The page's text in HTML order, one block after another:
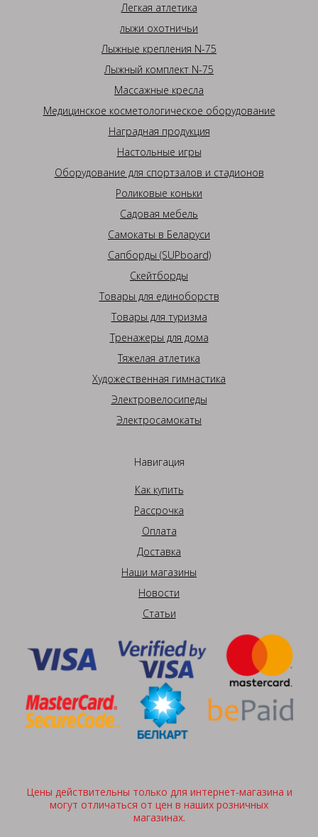
Легкая атлетика
лыжи охотничьи
Лыжные крепления N-75
Лыжный комплект N-75
Массажные кресла
Медицинское косметологическое оборудование
Наградная продукция
Настольные игры
Оборудование для спортзалов и стадионов
Роликовые коньки
Садовая мебель
Самокаты в Беларуси
Сапборды (SUPboard)
Скейтборды
Товары для единоборств
Товары для туризма
Тренажеры для дома
Тяжелая атлетика
Художественная гимнастика
Электровелосипеды
Электросамокаты
Навигация
Как купить
Рассрочка
Оплата
Доставка
Наши магазины
Новости
Статьи
Цены действительны только для интернет-магазина и
могут отличаться от цен в наших розничных
магазинах.